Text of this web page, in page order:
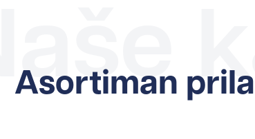
Naše
Asortiman